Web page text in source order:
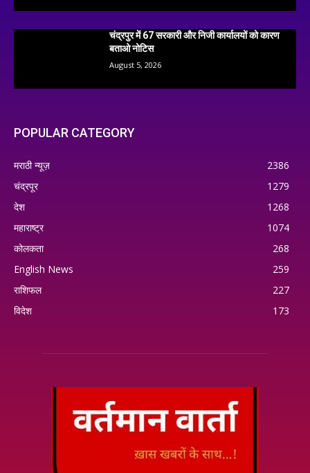
चंद्रपुर में 67 सरकारी और निजी कार्यालयों को कारण
बताओ नोटिस
August 5, 2026
POPULAR CATEGORY
मराठी न्यूज़
2386
चंद्रपूर
1279
देश
1268
महाराष्ट्र
1074
कोलकता
268
English News
259
राशिफल
227
विदेश
173